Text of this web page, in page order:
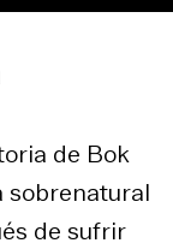
de Bok
sobrenatural
de sufrir